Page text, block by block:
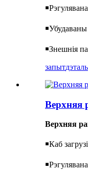
￭
￭Убудаваны
￭Знешнія
запытдэталь
Верхняя
Верхняя
￭Каб
￭